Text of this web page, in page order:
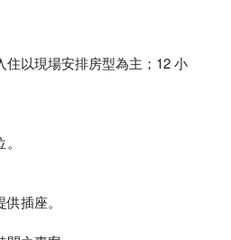
住以現場安排房型為主；12 小
插座。